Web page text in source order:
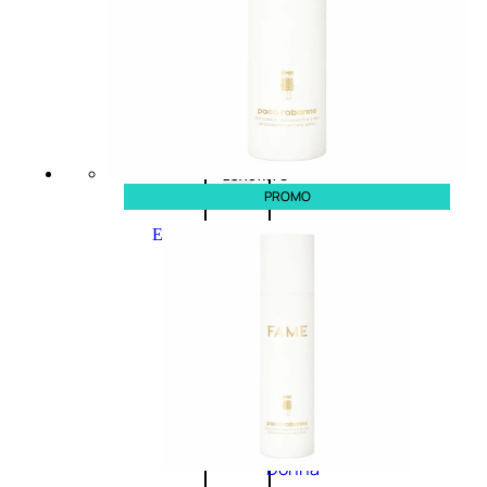
€
43,50€
ESAURITO
Esaurito PROMO
Fragranze
Donna
PROMO